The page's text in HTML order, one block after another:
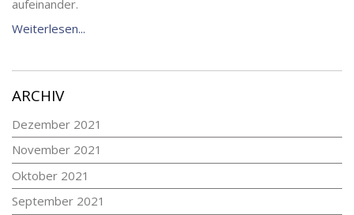
aufeinander.
Weiterlesen...
ARCHIV
Dezember 2021
November 2021
Oktober 2021
September 2021